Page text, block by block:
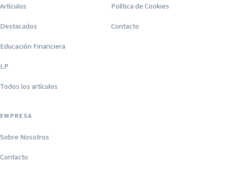
Artículos
Destacados
Educación Financiera
LP
Todos los artículos
Política de Cookies
Contacto
EMPRESA
Sobre Nosotros
Contacto